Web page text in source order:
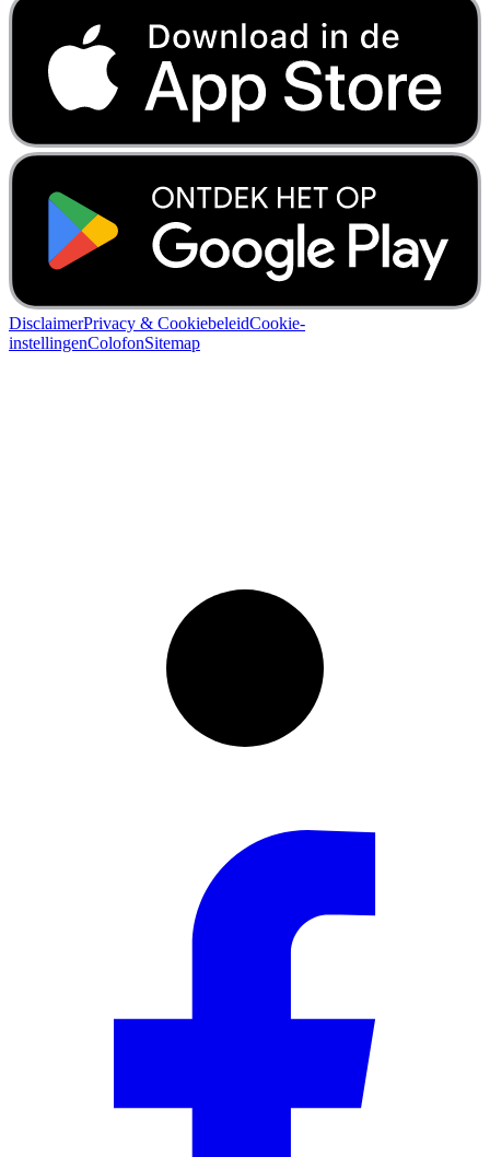
DisclaimerPrivacy & CookiebeleidCookie-
instellingenColofonSitemap